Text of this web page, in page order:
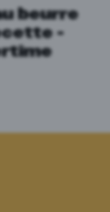
beurre
-